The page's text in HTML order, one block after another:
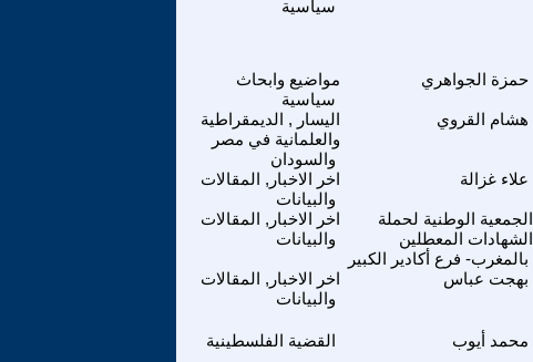
سياسية
مواضيع وابحاث
سياسية
حمزة الجواهري
اليسار , الديمقراطية
والعلمانية في مصر
والسودان
هشام القروي
اخر الاخبار, المقالات
والبيانات
علاء غزالة
اخر الاخبار, المقالات
والبيانات
الجمعية الوطنية لحملة
الشهادات المعطلين
بالمغرب- فرع أكادير الكبير
اخر الاخبار, المقالات
والبيانات
بهجت عباس
القضية الفلسطينية محمد أيوب